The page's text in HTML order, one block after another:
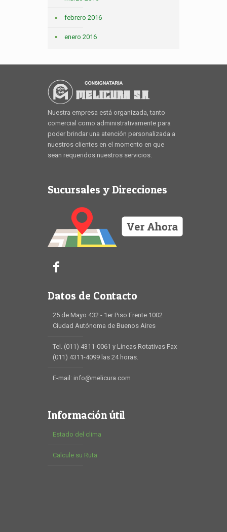
febrero 2016
enero 2016
Nuestra empresa está organizada, tanto
comercial como administrativamente para
poder brindar una atención personalizada a
nuestros clientes en el momento en que
sean requeridos nuestros servicios.
Sucursales y Direcciones
Datos de Contacto
25 de Mayo 432 - 1er Piso Frente 1002
Ciudad Autónoma de Buenos Aires
Tel. (011) 4311-0061 y Líneas Rotativas Fax
(011) 4311-4099 las 24 horas.
E-mail: info@melicura.com
Información útil
Estado del clima
Calcule su Ruta